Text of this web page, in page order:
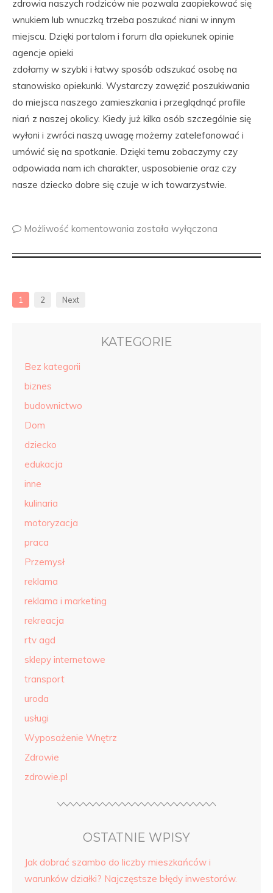
zdrowia naszych rodziców nie pozwala zaopiekować się
wnukiem lub wnuczką trzeba poszukać niani w innym
miejscu. Dzięki portalom i forum dla opiekunek opinie
agencje opieki
zdołamy w szybki i łatwy sposób odszukać osobę na
stanowisko opiekunki. Wystarczy zawęzić poszukiwania
do miejsca naszego zamieszkania i przeglądnąć profile
niań z naszej okolicy. Kiedy już kilka osób szczególnie się
wyłoni i zwróci naszą uwagę możemy zatelefonować i
umówić się na spotkanie. Dzięki temu zobaczymy czy
odpowiada nam ich charakter, usposobienie oraz czy
nasze dziecko dobre się czuje w ich towarzystwie.
Możliwość komentowania została wyłączona
1 2 Next
KATEGORIE
Bez kategorii
biznes
budownictwo
Dom
dziecko
edukacja
inne
kulinaria
motoryzacja
praca
Przemysł
reklama
reklama i marketing
rekreacja
rtv agd
sklepy internetowe
transport
uroda
usługi
Wyposażenie Wnętrz
Zdrowie
zdrowie.pl
OSTATNIE WPISY
Jak dobrać szambo do liczby mieszkańców i
warunków działki? Najczęstsze błędy inwestorów.